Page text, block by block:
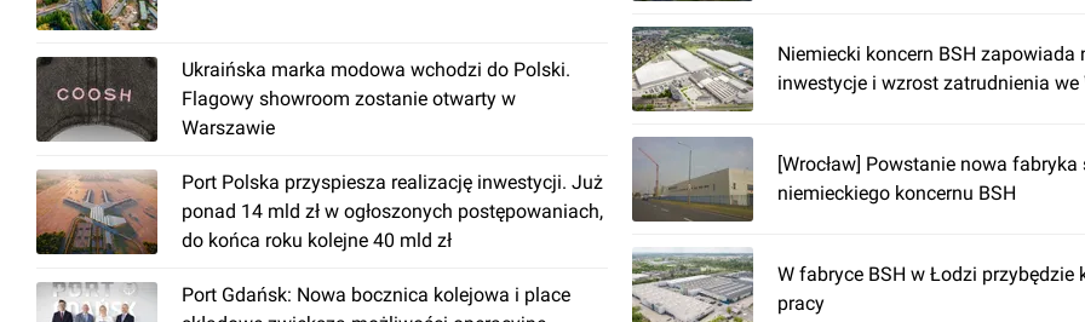
Ukraińska marka modowa wchodzi do Polski.
Flagowy showroom zostanie otwarty w
Warszawie
Port Polska przyspiesza realizację inwestycji. Już
ponad 14 mld zł w ogłoszonych postępowaniach,
do końca roku kolejne 40 mld zł
Port Gdańsk: Nowa bocznica kolejowa i place
Niemiecki koncern BSH zapowiada
inwestycje i wzrost zatrudnienia we
[Wrocław] Powstanie nowa fabryka
niemieckiego koncernu BSH
W fabryce BSH w Łodzi przybędzie
pracy